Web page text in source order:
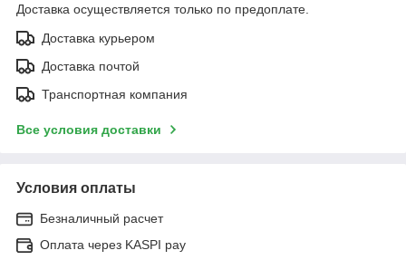
Доставка осуществляется только по предоплате.
Доставка курьером
Доставка почтой
Транспортная компания
Все условия доставки
Условия оплаты
Безналичный расчет
Оплата через KASPI pay